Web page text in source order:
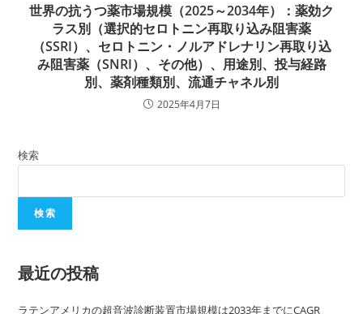
世界の抗うつ薬市場規模（2025～2034年）：薬効ク
ラス別（選択的セロトニン再取り込み阻害薬
（SSRI）、セロトニン・ノルアドレナリン再取り込
み阻害薬（SNRI）、その他）、用途別、投与経路
別、薬剤種類別、流通チャネル別
2025年4月7日
検索
検索
最近の投稿
ラテンアメリカの超音波診断装置市場規模は2033年までにCAGR